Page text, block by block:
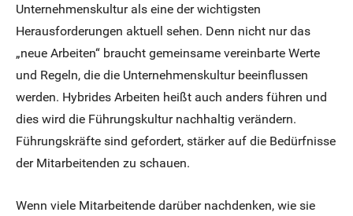
Unternehmenskultur als eine der wichtigsten
Herausforderungen aktuell sehen. Denn nicht nur das
„neue Arbeiten“ braucht gemeinsame vereinbarte Werte
und Regeln, die die Unternehmenskultur beeinflussen
werden. Hybrides Arbeiten heißt auch anders führen und
dies wird die Führungskultur nachhaltig verändern.
Führungskräfte sind gefordert, stärker auf die Bedürfnisse
der Mitarbeitenden zu schauen.
Wenn viele Mitarbeitende darüber nachdenken, wie sie